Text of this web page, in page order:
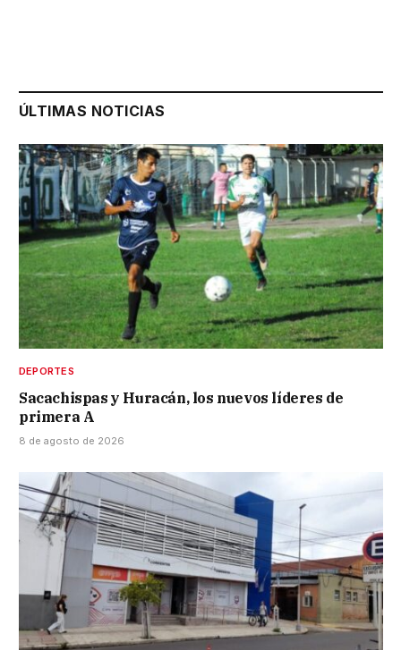
ÚLTIMAS NOTICIAS
DEPORTES
Sacachispas y Huracán, los nuevos líderes de
primera A
8 de agosto de 2026